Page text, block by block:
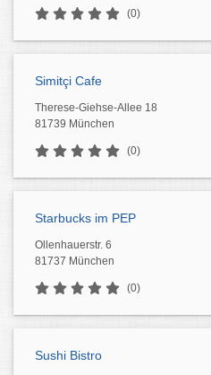
(0)
Simitçi Cafe
Therese-Giehse-Allee 18
81739 München
(0)
Starbucks im PEP
Ollenhauerstr. 6
81737 München
(0)
Sushi Bistro